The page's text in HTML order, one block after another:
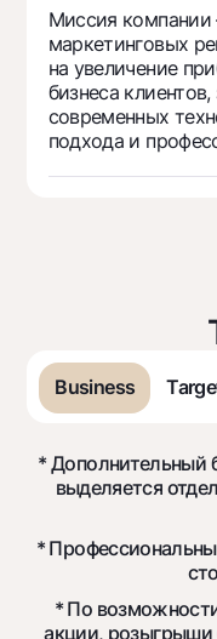
Найти
Полезные ссылки
Часто задаваемые
Пресс-центр
Офисы и банкоматы
Согласие на
Миссия
маркетинговых
на увеличение
бизнеса
современных
подхода и
Business
* Дополнительный
выделяется
*
* По
акции, розыгрыши